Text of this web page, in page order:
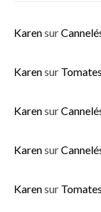
Karensur
Karensur
Karensur
Karensur
Karensur